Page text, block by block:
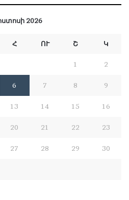
2026
Հ ՈՒ Շ Կ
1 2
6 7 8 9
13 14 15 16
20 21 22 23
27 28 29 30